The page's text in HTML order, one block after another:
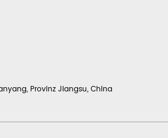
Provinz Jiangsu, China